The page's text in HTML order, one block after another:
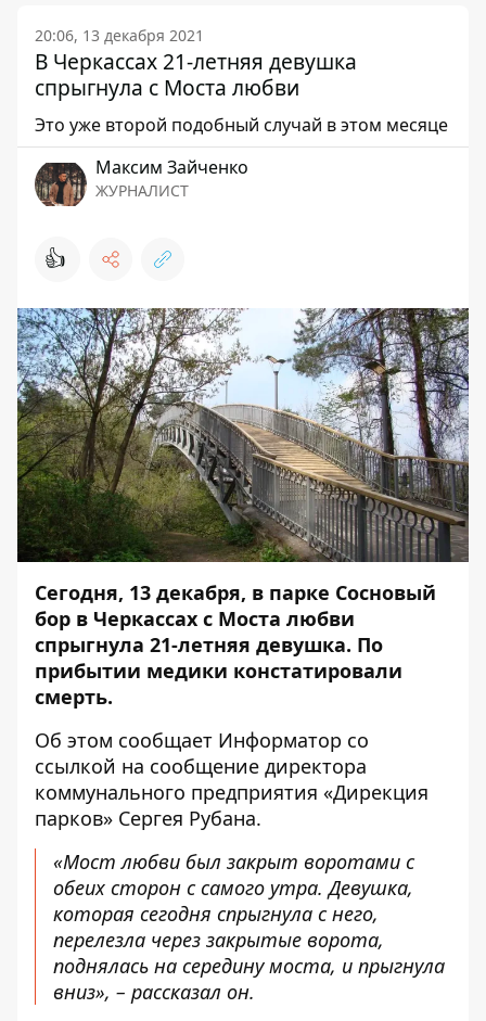
20:06, 13 декабря 2021
В Черкассах 21-летняя девушка
спрыгнула с Моста любви
Это уже второй подобный случай в этом месяце
Максим Зайченко
ЖУРНАЛИСТ
👍
Сегодня, 13 декабря, в парке Сосновый
бор в Черкассах с Моста любви
спрыгнула 21-летняя девушка. По
прибытии медики констатировали
смерть.
Об этом сообщает Информатор со
ссылкой на сообщение директора
коммунального предприятия «Дирекция
парков» Сергея Рубана.
«Мост любви был закрыт воротами с
обеих сторон с самого утра. Девушка,
которая сегодня спрыгнула с него,
перелезла через закрытые ворота,
поднялась на середину моста, и прыгнула
вниз», – рассказал он.